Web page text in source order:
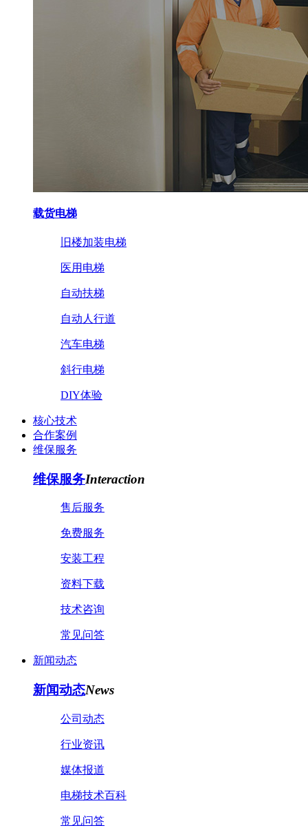
载货电梯
旧楼加装电梯
医用电梯
自动扶梯
自动人行道
汽车电梯
斜行电梯
DIY体验
核心技术
合作案例
维保服务
维保服务Interaction
售后服务
免费服务
安装工程
资料下载
技术咨询
常见问答
新闻动态
新闻动态News
公司动态
行业资讯
媒体报道
电梯技术百科
常见问答